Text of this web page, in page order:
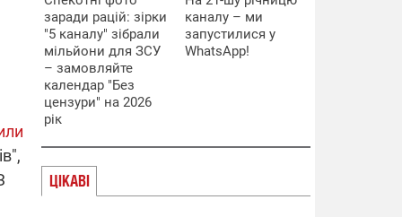
заради рацій: зірки
"5 каналу" зібрали
мільйони для ЗСУ
– замовляйте
календар "Без
цензури" на 2026
рік
каналу – ми
запустилися у
WhatsApp!
ЦІКАВІ